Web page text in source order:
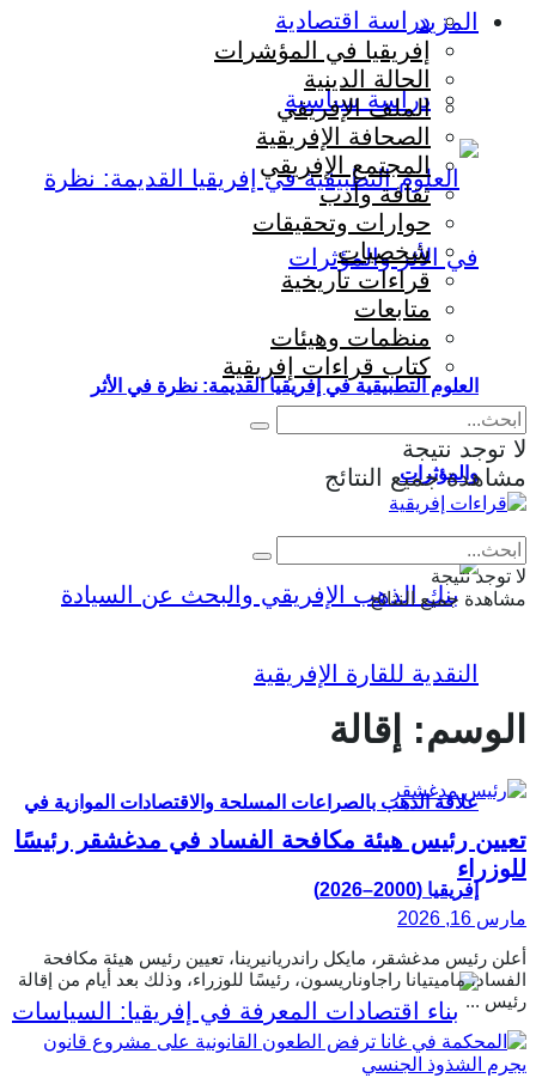
دراسة اقتصادية
دراسة سياسية
العلوم التطبيقية في إفريقيا القديمة: نظرة في الأثر
والمؤثرات
علاقة الذهب بالصراعات المسلحة والاقتصادات الموازية في
إفريقيا (2000–2026)
المزيد
إفريقيا في المؤشرات
الحالة الدينية
الملف الإفريقي
الصحافة الإفريقية
المجتمع الإفريقي
ثقافة وأدب
حوارات وتحقيقات
شخصيات
قراءات تاريخية
متابعات
منظمات وهيئات
كتاب قراءات إفريقية
لا توجد نتيجة
مشاهدة جميع النتائج
لا توجد نتيجة
مشاهدة جميع النتائج
الوسم: إقالة
تعيين رئيس هيئة مكافحة الفساد في مدغشقر رئيسًا
للوزراء
مارس 16, 2026
أعلن رئيس مدغشقر، مايكل راندريانيرينا، تعيين رئيس هيئة مكافحة
الفساد، ماميتيانا راجاوناريسون، رئيسًا للوزراء، وذلك بعد أيام من إقالة
رئيس ...